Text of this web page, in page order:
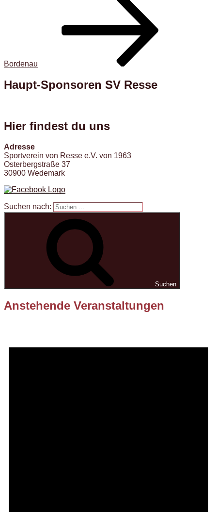
Bordenau
Haupt-Sponsoren SV Resse
Hier findest du uns
Adresse
Sportverein von Resse e.V. von 1963
Osterbergstraße 37
30900 Wedemark
Suchen nach:
Suchen
Anstehende Veranstaltungen